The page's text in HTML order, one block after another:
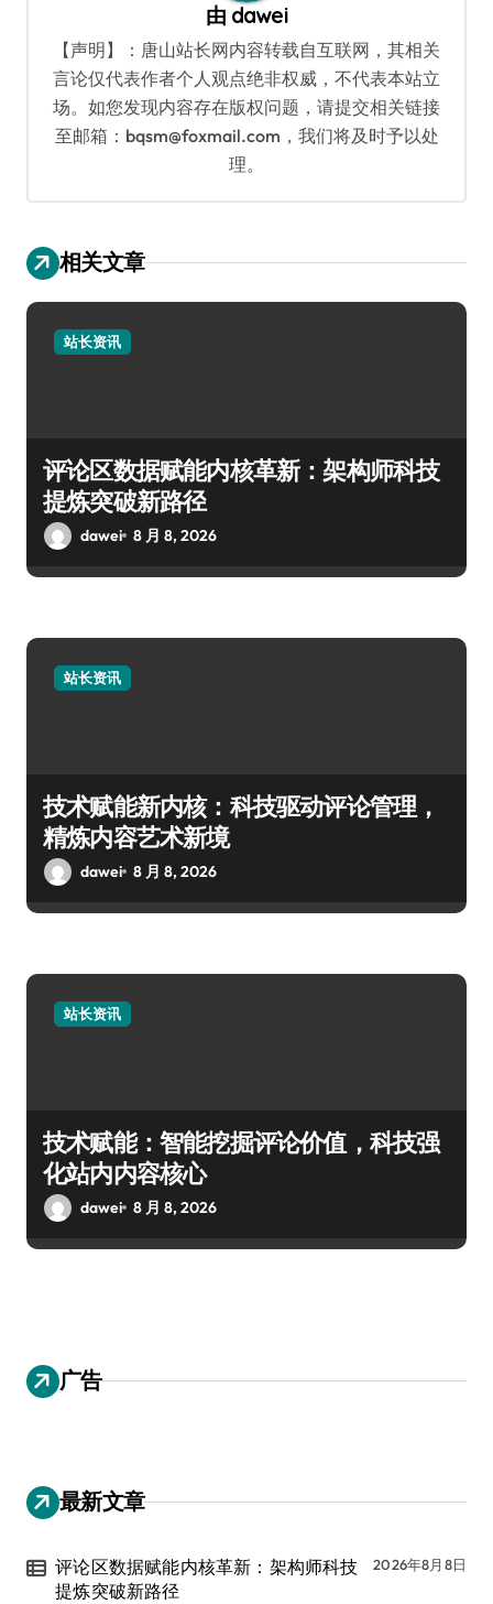
由 dawei
【声明】：唐山站长网内容转载自互联网，其相关
言论仅代表作者个人观点绝非权威，不代表本站立
场。如您发现内容存在版权问题，请提交相关链接
至邮箱：bqsm@foxmail.com，我们将及时予以处
理。
相关文章
站长资讯
评论区数据赋能内核革新：架构师科技
提炼突破新路径
dawei 8 月 8, 2026
站长资讯
技术赋能新内核：科技驱动评论管理，
精炼内容艺术新境
dawei 8 月 8, 2026
站长资讯
技术赋能：智能挖掘评论价值，科技强
化站内内容核心
dawei 8 月 8, 2026
广告
最新文章
评论区数据赋能内核革新：架构师科技
提炼突破新路径
2026年8月8日